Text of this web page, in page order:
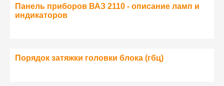
Панель приборов ВАЗ 2110 - описание ламп и
индикаторов
Порядок затяжки головки блока (гбц)